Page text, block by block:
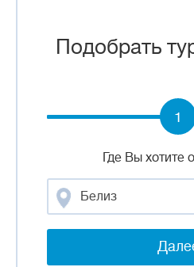
Подобрать
Где Вы хотите
Белиз
1